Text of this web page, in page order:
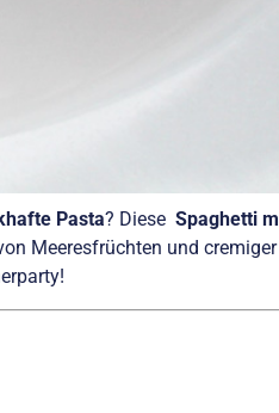
Pasta? Diese Spaghetti
Meeresfrüchten und